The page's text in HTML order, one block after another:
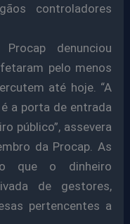
controladores
denunciou
pelo menos
até hoje. “A
a porta de entrada
público”, assevera
da Procap. As
que o dinheiro
de gestores,
pertencentes a